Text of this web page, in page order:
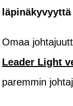
Omaa
Leader Light
paremmin